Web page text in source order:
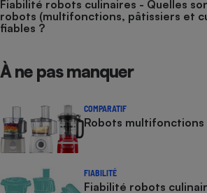
Fiabilité robots culinaires - Quelles
robots (multifonctions, pâtissiers et
fiables ?
À ne pas manquer
COMPARATIF
Robots multifonctions
FIABILITÉ
Fiabilité robots